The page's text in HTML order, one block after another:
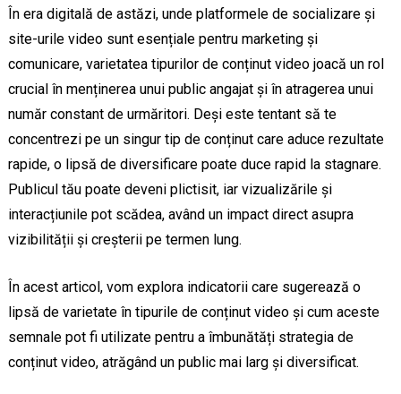
În era digitală de astăzi, unde platformele de socializare și
site-urile video sunt esențiale pentru marketing și
comunicare, varietatea tipurilor de conținut video joacă un rol
crucial în menținerea unui public angajat și în atragerea unui
număr constant de urmăritori. Deși este tentant să te
concentrezi pe un singur tip de conținut care aduce rezultate
rapide, o lipsă de diversificare poate duce rapid la stagnare.
Publicul tău poate deveni plictisit, iar vizualizările și
interacțiunile pot scădea, având un impact direct asupra
vizibilității și creșterii pe termen lung.
În acest articol, vom explora indicatorii care sugerează o
lipsă de varietate în tipurile de conținut video și cum aceste
semnale pot fi utilizate pentru a îmbunătăți strategia de
conținut video, atrăgând un public mai larg și diversificat.